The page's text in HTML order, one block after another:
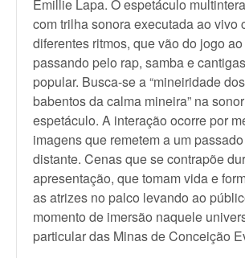
Emillie Lapa. O espetáculo
com trilha sonora executada ao vivo
diferentes ritmos, que vão do jogo
passando pelo rap, samba e
popular. Busca-se a “mineiridade
babentos da calma mineira” na
espetáculo. A interação ocorre por
imagens que remetem a um
distante. Cenas que se contrapõe
apresentação, que tomam vida e
as atrizes no palco levando ao
momento de imersão naquele
particular das Minas de Conceição